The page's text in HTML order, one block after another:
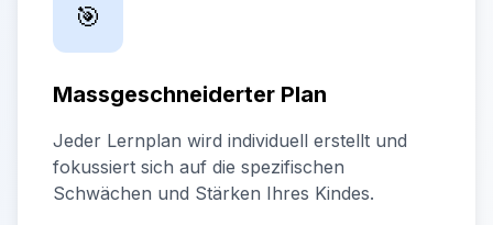
🎯
Massgeschneiderter Plan
Jeder Lernplan wird individuell erstellt und
fokussiert sich auf die spezifischen
Schwächen und Stärken Ihres Kindes.